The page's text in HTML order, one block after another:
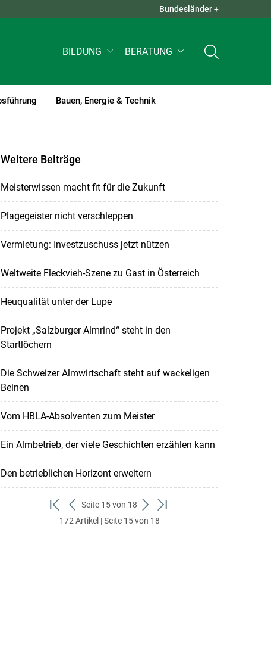
QUICK LINKS +
Bundesländer +
BILDUNG BERATUNG
Bauen, Energie & Technik
Weitere Beiträge
Meisterwissen macht fit für die Zukunft
Plagegeister nicht verschleppen
Vermietung: Investzuschuss jetzt nützen
Weltweite Fleckvieh-Szene zu Gast in Österreich
Heuqualität unter der Lupe
Projekt „Salzburger Almrind“ steht in den
Startlöchern
Die Schweizer Almwirtschaft steht auf wackeligen
Beinen
Vom HBLA-Absolventen zum Meister
Ein Almbetrieb, der viele Geschichten erzählen kann
Den betrieblichen Horizont erweitern
zum
ersten
zurück
zum
Seite 15 von 18
weiter
zum
zum
172 Artikel | Seite 15 von 18